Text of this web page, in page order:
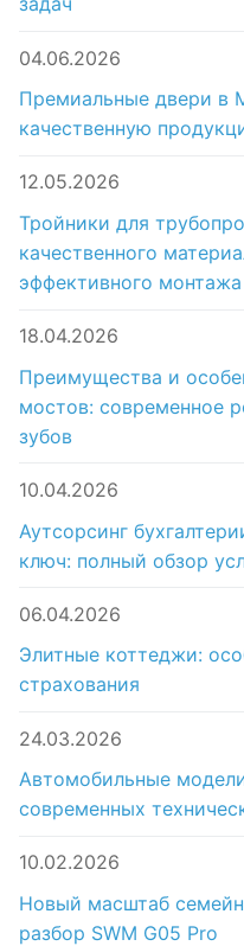
04.06.2026
Премиальные двери в
качественную
12.05.2026
Тройники для
качественного
эффективного монтажа
18.04.2026
Преимущества и
мостов: современное
зубов
10.04.2026
Аутсорсинг
ключ: полный обзор
06.04.2026
Элитные коттеджи:
страхования
24.03.2026
Автомобильные
современных
10.02.2026
Новый масштаб
разбор SWM G05 Pro